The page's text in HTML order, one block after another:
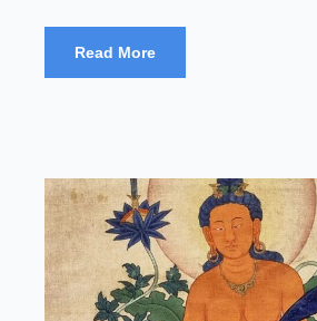
Read More